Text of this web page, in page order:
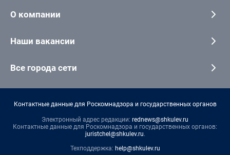
О компании
Наши вакансии
Все города сети
Контактные данные для Роскомнадзора и государственных органов
Электронный адрес редакции: rednews@shkulev.ru
Контактные данные для Роскомнадзора и государственных органов:
juristchel@shkulev.ru.
Техподдержка: help@shkulev.ru